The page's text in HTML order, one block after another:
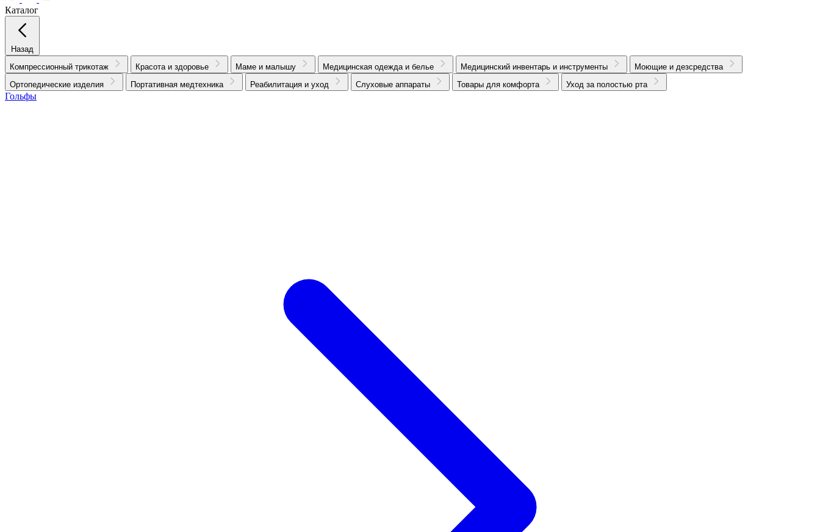
Каталог
Назад
Компрессионный трикотаж
Красота и здоровье Маме и малышу Медицинская одежда и белье Медицинский инвентарь и инструменты
Моющие и дезсредства
Ортопедические изделия
Портативная медтехника Реабилитация и уход Слуховые аппараты Товары для комфорта Уход за полостью рта
Гольфы